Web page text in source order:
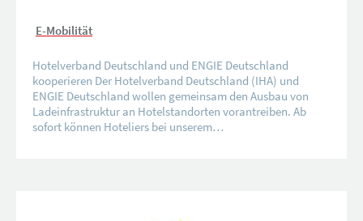
E-Mobilität
Hotelverband Deutschland und ENGIE Deutschland
kooperieren Der Hotelverband Deutschland (IHA) und
ENGIE Deutschland wollen gemeinsam den Ausbau von
Ladeinfrastruktur an Hotelstandorten vorantreiben. Ab
sofort können Hoteliers bei unserem…